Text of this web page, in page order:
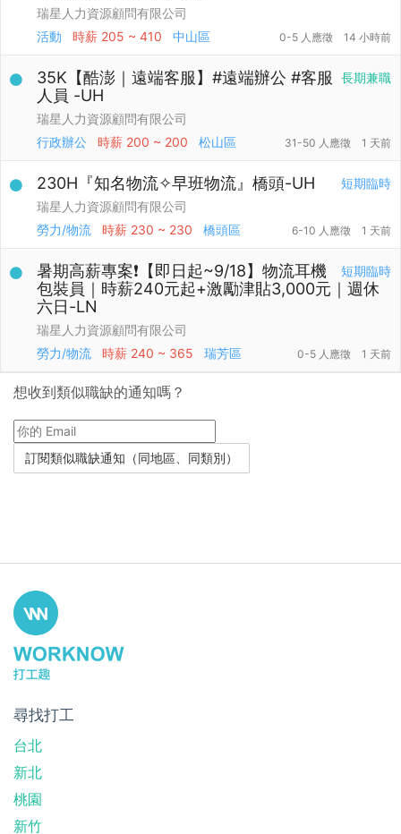
瑞星人力資源顧問有限公司
活動
時薪 205 ~ 410 中山區 0-5 人應徵 14 小時前
長期兼職
35K【酷澎｜遠端客服】#遠端辦公 #客服
人員 -UH
瑞星人力資源顧問有限公司
行政辦公
時薪 200 ~ 200 松山區 31-50 人應徵 1 天前
短期臨時
230H『知名物流✧早班物流』橋頭-UH
瑞星人力資源顧問有限公司
勞力/物流
時薪 230 ~ 230 橋頭區 6-10 人應徵 1 天前
短期臨時
暑期高薪專案❗【即日起~9/18】物流耳機
包裝員｜時薪240元起+激勵津貼3,000元｜週休
六日-LN
瑞星人力資源顧問有限公司
勞力/物流
時薪 240 ~ 365 瑞芳區 0-5 人應徵 1 天前
想收到類似職缺的通知嗎？
尋找打工
台北
新北
桃園
新竹